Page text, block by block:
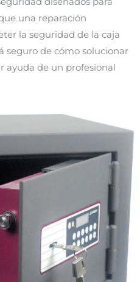
una reparación
la seguridad de la caja
seguro de cómo solucionar
ayuda de un profesional